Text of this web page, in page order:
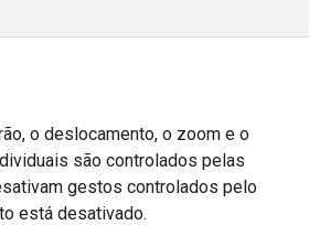
o deslocamento, o zoom e o
são controlados pelas
gestos controlados pelo
está desativado.